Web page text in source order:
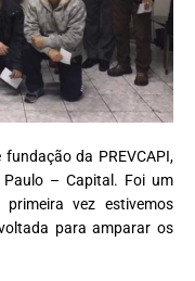
da PREVCAPI,
– Capital. Foi um
vez estivemos
para amparar os